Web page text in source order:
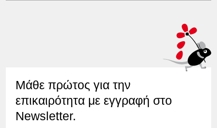
Μάθε πρώτος για την
επικαιρότητα με εγγραφή στο
Newsletter.